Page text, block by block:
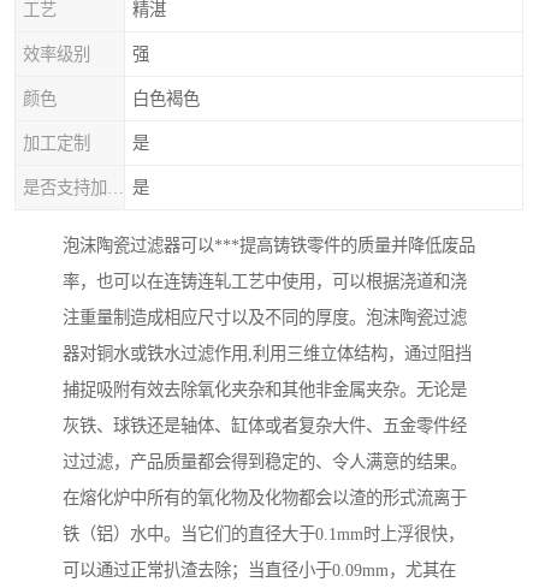
工艺 精湛
效率级别 强
颜色 白色褐色
加工定制 是
是
泡沫陶瓷过滤器可以***提高铸铁零件的质量并降低废品
率，也可以在连铸连轧工艺中使用，可以根据浇道和浇
注重量制造成相应尺寸以及不同的厚度。泡沫陶瓷过滤
器对铜水或铁水过滤作用,利用三维立体结构，通过阻挡
捕捉吸附有效去除氧化夹杂和其他非金属夹杂。无论是
灰铁、球铁还是轴体、缸体或者复杂大件、五金零件经
过过滤，产品质量都会得到稳定的、令人满意的结果。
在熔化炉中所有的氧化物及化物都会以渣的形式流离于
铁（铝）水中。当它们的直径大于0.1mm时上浮很快，
可以通过正常扒渣去除；当直径小于0.09mm，尤其在